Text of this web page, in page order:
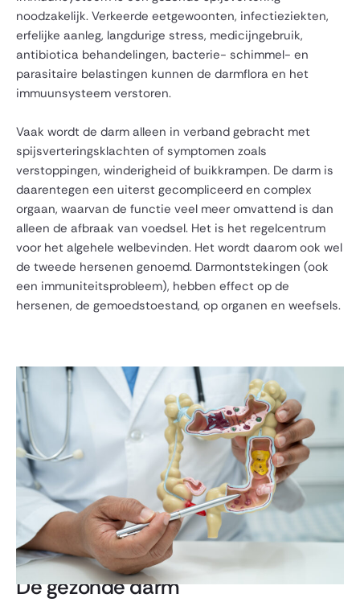
noodzakelijk. Verkeerde eetgewoonten, infectieziekten,
erfelijke aanleg, langdurige stress, medicijngebruik,
antibiotica behandelingen, bacterie- schimmel- en
parasitaire belastingen kunnen de darmflora en het
immuunsysteem verstoren.
Vaak wordt de darm alleen in verband gebracht met
spijsverteringsklachten of symptomen zoals
verstoppingen, winderigheid of buikkrampen. De darm is
daarentegen een uiterst gecompliceerd en complex
orgaan, waarvan de functie veel meer omvattend is dan
alleen de afbraak van voedsel. Het is het regelcentrum
voor het algehele welbevinden. Het wordt daarom ook wel
de tweede hersenen genoemd. Darmontstekingen (ook
een immuniteitsprobleem), hebben effect op de
hersenen, de gemoedstoestand, op organen en weefsels.
De gezonde darm